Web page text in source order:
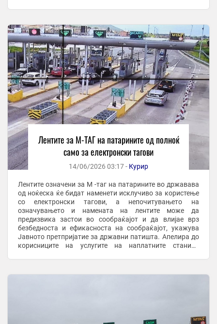
Лентите за М-ТАГ на патарините од полноќ
само за електронски тагови
14/06/2026 03:17 - Курир
Лентите означени за M -таг на патарините во државава
од ноќеска ќе бидат наменети исклучиво за користење
со електронски тагови, а непочитувањето на
означувањето и намената на лентите може да
предизвика застои во сообраќајот и да влијае врз
безбедноста и ефикасноста на сообраќајот, укажува
Јавното претпријатие за државни патишта. Апелира до
корисниците на услугите на наплатните станици